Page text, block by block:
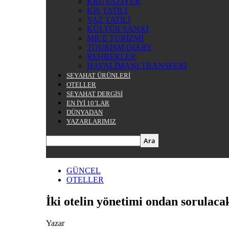
KIŞ TATİLİ
YAZ TATİLİ
KÜLTÜR SANAT
MICE TURİZMİ
TOURISM DIARY
REHBERLER
HAVALİMANI TRANSFERİ
SEYAHAT ÜRÜNLERİ
OTELLER
SEYAHAT DERGİSİ
EN İYİ 10’LAR
DÜNYADAN
YAZARLARIMIZ
GÜNCEL
OTELLER
İki otelin yönetimi ondan
Yazar